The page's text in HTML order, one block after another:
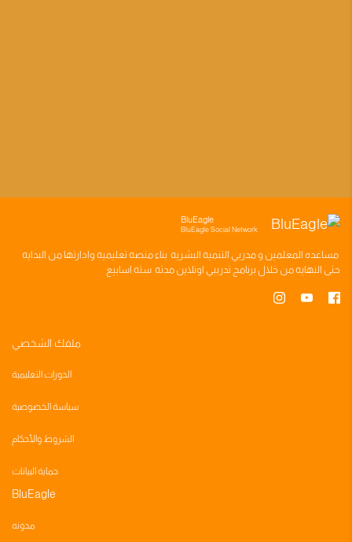
BluEagle
BluEagle Social Network
مساعده المعلمين ومدربي التنميه البشريه بناءمنصه تعليميه وادارتها من البدايه
حتى النهايه من خلال برنامج تدريبي اونلاين مدته سته اسابيع
ملفك الشخصي
الدورات التعليمية
سياسة الخصوصية
الشروط والأحكام
حماية البيانات
BluEagle
مدونه